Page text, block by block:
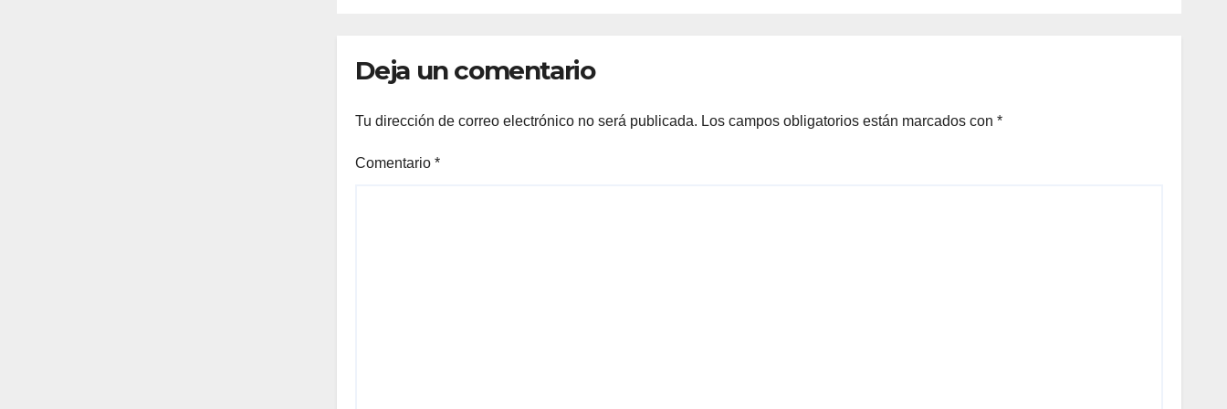
DOMO EN CARLOS
Deja un comentario
Tu dirección de correo electrónico no será publicada. Los campos obligatorios están marcados con *
Comentario *